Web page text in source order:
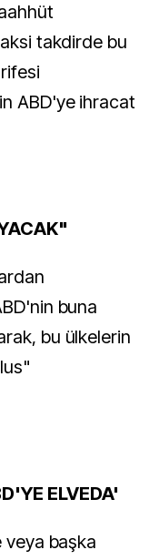
takdirde bu
ABD'ye ihracat
buna
bu ülkelerin
ELVEDA'
veya başka